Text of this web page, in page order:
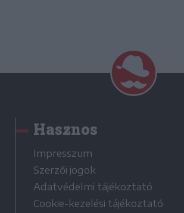
Hasznos
Impresszum
Szerzői jogok
Adatvédelmi tájékoztató
Cookie-kezelési tájékoztató